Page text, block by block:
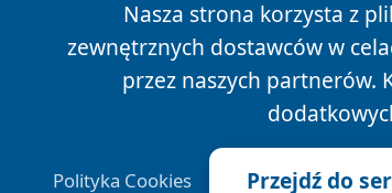
Nasza strona korzysta z
zewnętrznych dostawców w
przez naszych partnerów.
Polityka Cookies Przejdź do